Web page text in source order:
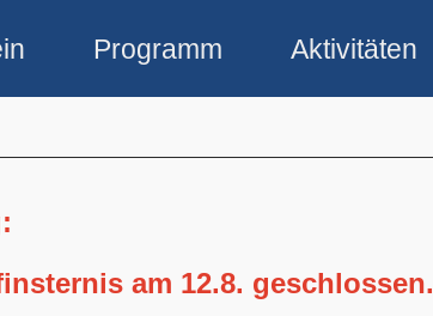
Programm Aktivitäten
am 12.8. geschlossen.